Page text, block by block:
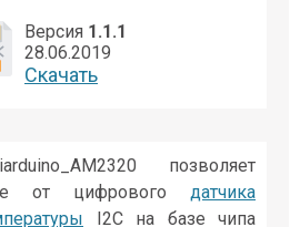
Версия 1.1.1
28.06.2019
Cкачать
позволяет
от цифрового датчика
I2C на базе чипа